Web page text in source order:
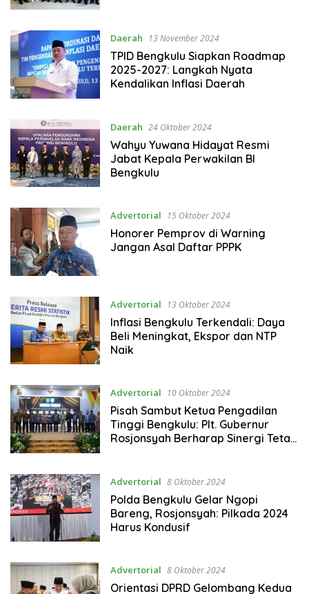
Daerah 13 November 2024
TPID Bengkulu Siapkan Roadmap
2025-2027: Langkah Nyata
Kendalikan Inflasi Daerah
Daerah 24 Oktober 2024
Wahyu Yuwana Hidayat Resmi
Jabat Kepala Perwakilan BI
Bengkulu
Advertorial 15 Oktober 2024
Honorer Pemprov di Warning
Jangan Asal Daftar PPPK
Advertorial 13 Oktober 2024
Inflasi Bengkulu Terkendali: Daya
Beli Meningkat, Ekspor dan NTP
Naik
Advertorial 10 Oktober 2024
Pisah Sambut Ketua Pengadilan
Tinggi Bengkulu: Plt. Gubernur
Rosjonsyah Berharap Sinergi Tetap
Advertorial 8 Oktober 2024
Polda Bengkulu Gelar Ngopi
Bareng, Rosjonsyah: Pilkada 2024
Harus Kondusif
Advertorial 8 Oktober 2024
Orientasi DPRD Gelombang Kedua